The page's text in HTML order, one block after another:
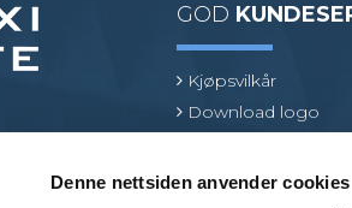
Denne nettsiden anvender cookies
GOD
Kjøpsvilkår
Download logo
Find en